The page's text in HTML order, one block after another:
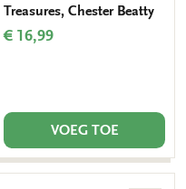
Treasures, Chester Beatty
€ 16,99
VOEG TOE